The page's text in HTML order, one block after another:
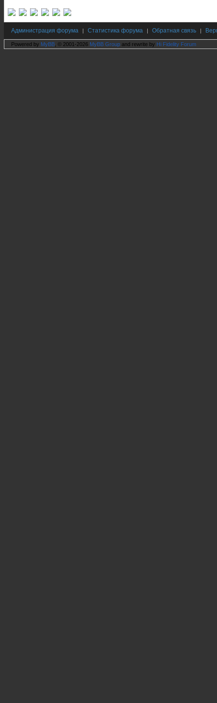
Администрация форума | Статистика форума | Обратная связь |
Powered by MyBB , © 2001-2026 MyBB Group and rewrite by Hi Fidelity Forum